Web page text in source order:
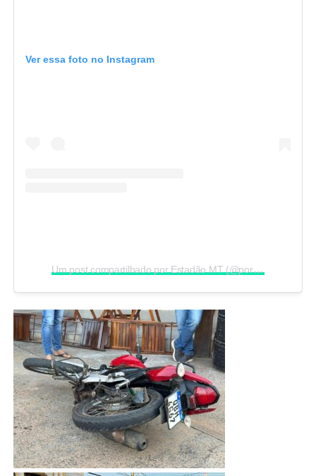
Ver essa foto no Instagram
Um post compartilhado por Estadão MT (@portalestadao.mt)